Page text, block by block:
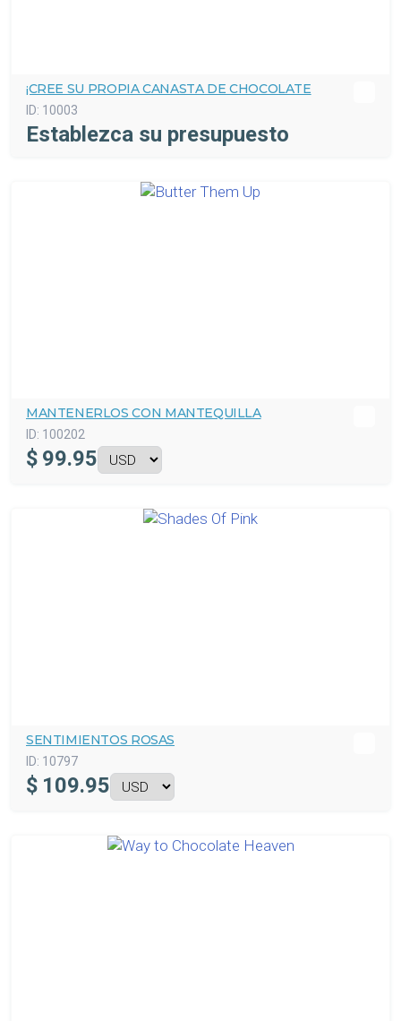
¡CREE SU PROPIA CANASTA DE CHOCOLATE
ID: 10003
Establezca su presupuesto
MANTENERLOS CON MANTEQUILLA
ID: 100202
$ 99.95
SENTIMIENTOS ROSAS
ID: 10797
$ 109.95